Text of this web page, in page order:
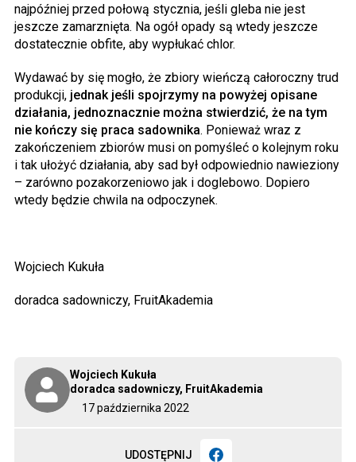
17 października 2022
Wojciech Kukuła
doradca sadowniczy, FruitAkademia
UDOSTĘPNIJ
najpóźniej przed połową stycznia, jeśli gleba nie jest
jeszcze zamarznięta. Na ogół opady są wtedy jeszcze
dostatecznie obfite, aby wypłukać chlor.
Wydawać by się mogło, że zbiory wieńczą całoroczny trud
produkcji, jednak jeśli spojrzymy na powyżej opisane
działania, jednoznacznie można stwierdzić, że na tym
nie kończy się praca sadownika. Ponieważ wraz z
zakończeniem zbiorów musi on pomyśleć o kolejnym roku
i tak ułożyć działania, aby sad był odpowiednio nawieziony
– zarówno pozakorzeniowo jak i doglebowo. Dopiero
wtedy będzie chwila na odpoczynek.
Wojciech Kukuła
doradca sadowniczy, FruitAkademia